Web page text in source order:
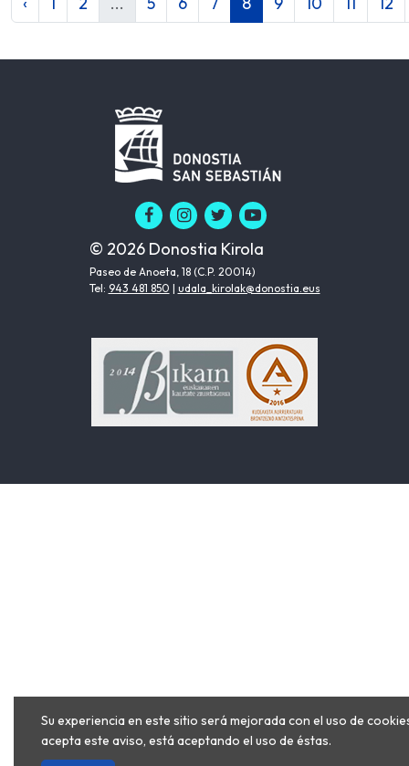
© 2026 Donostia Kirola
Paseo de Anoeta, 18 (C.P. 20014)
Tel: 943 481 850 | udala_kirolak@donostia.eus
Su experiencia en este sitio será mejorada con el uso de
acepta este aviso, está aceptando el uso de éstas.